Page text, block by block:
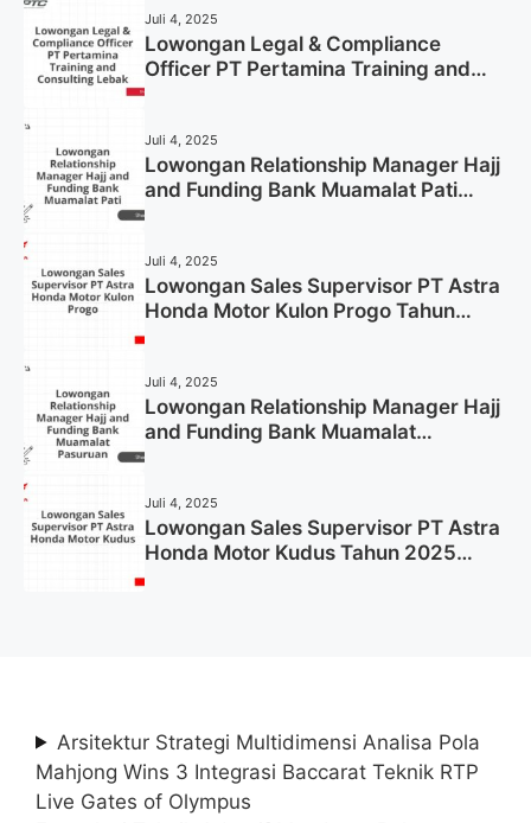
Juli 4, 2025
Lowongan Legal & Compliance
Officer PT Pertamina Training and
Juli 4, 2025
Lowongan Relationship Manager Hajj
and Funding Bank Muamalat Pati
Juli 4, 2025
Lowongan Sales Supervisor PT Astra
Honda Motor Kulon Progo Tahun
Juli 4, 2025
Lowongan Relationship Manager Hajj
and Funding Bank Muamalat
Juli 4, 2025
Lowongan Sales Supervisor PT Astra
Honda Motor Kudus Tahun 2025
Arsitektur Strategi Multidimensi Analisa Pola
Mahjong Wins 3 Integrasi Baccarat Teknik RTP
Live Gates of Olympus